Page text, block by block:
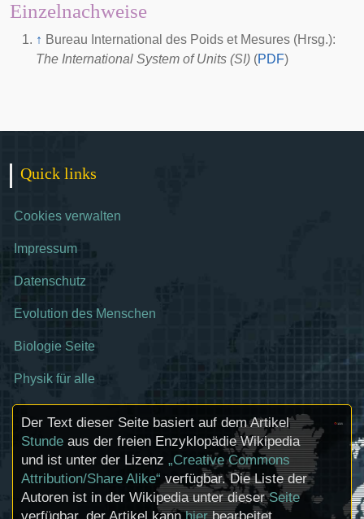
Einzelnachweise
↑ Bureau International des Poids et Mesures (Hrsg.):
The International System of Units (SI) (PDF)
Quick links
Cookies verwalten
Impressum
Datenschutz
Evolution des Menschen
Biologie Seite
Physik für alle
Der Text dieser Seite basiert auf dem Artikel
Stunde aus der freien Enzyklopädie Wikipedia
und ist unter der Lizenz „Creative Commons
Attribution/Share Alike“ verfügbar. Die Liste der
Autoren ist in der Wikipedia unter dieserSeite